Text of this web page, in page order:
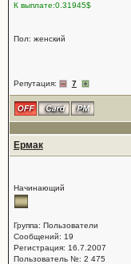
К выплате:0.31945$
Пол: женский
Репутация: 7
Ермак
Начинающий
Группа: Пользователи
Сообщений: 19
Регистрация: 16.7.2007
Пользователь №: 2 475